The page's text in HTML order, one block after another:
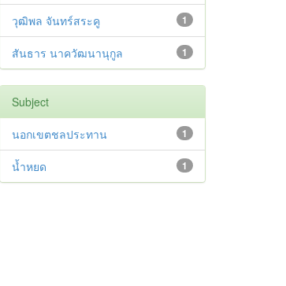
1
วุฒิพล จันทร์สระคู
1
สันธาร นาควัฒนานุกูล
Subject
1
นอกเขตชลประทาน
1
น้ำหยด